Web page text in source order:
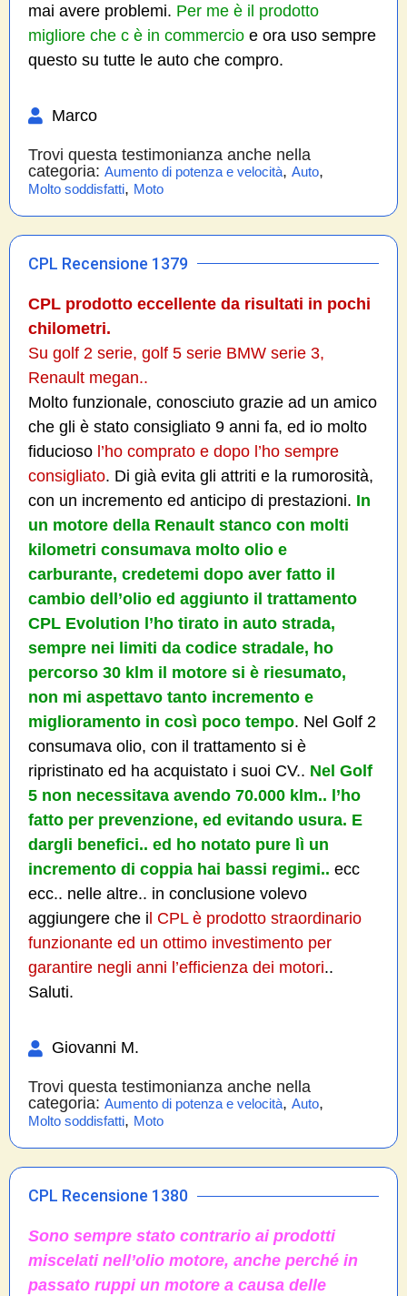
mai avere problemi. Per me è il prodotto
migliore che c è in commercio e ora uso sempre
questo su tutte le auto che compro.
Marco
Trovi questa testimonianza anche nella
categoria: Aumento di potenza e velocità, Auto,
Molto soddisfatti, Moto
CPL Recensione 1379
CPL prodotto eccellente da risultati in pochi
chilometri.
Su golf 2 serie, golf 5 serie BMW serie 3,
Renault megan..
Molto funzionale, conosciuto grazie ad un amico
che gli è stato consigliato 9 anni fa, ed io molto
fiducioso l’ho comprato e dopo l’ho sempre
consigliato. Di già evita gli attriti e la rumorosità,
con un incremento ed anticipo di prestazioni. In
un motore della Renault stanco con molti
kilometri consumava molto olio e
carburante, credetemi dopo aver fatto il
cambio dell’olio ed aggiunto il trattamento
CPL Evolution l’ho tirato in auto strada,
sempre nei limiti da codice stradale, ho
percorso 30 klm il motore si è riesumato,
non mi aspettavo tanto incremento e
miglioramento in così poco tempo. Nel Golf 2
consumava olio, con il trattamento si è
ripristinato ed ha acquistato i suoi CV.. Nel Golf
5 non necessitava avendo 70.000 klm.. l’ho
fatto per prevenzione, ed evitando usura. E
dargli benefici.. ed ho notato pure lì un
incremento di coppia hai bassi regimi.. ecc
ecc.. nelle altre.. in conclusione volevo
aggiungere che il CPL è prodotto straordinario
funzionante ed un ottimo investimento per
garantire negli anni l’efficienza dei motori..
Saluti.
Giovanni M.
Trovi questa testimonianza anche nella
categoria: Aumento di potenza e velocità, Auto,
Molto soddisfatti, Moto
CPL Recensione 1380
Sono sempre stato contrario ai prodotti
miscelati nell’olio motore, anche perché in
passato ruppi un motore a causa delle